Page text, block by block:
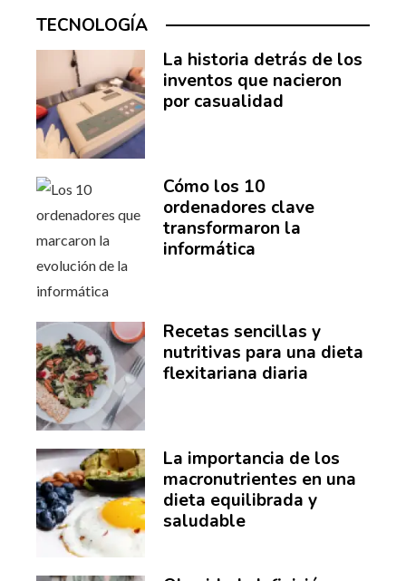
TECNOLOGÍA
La historia detrás de los
inventos que nacieron
por casualidad
Cómo los 10
ordenadores clave
transformaron la
informática
Recetas sencillas y
nutritivas para una dieta
flexitariana diaria
La importancia de los
macronutrientes en una
dieta equilibrada y
saludable